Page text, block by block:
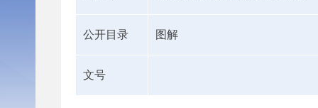
公开目录 图解
文号